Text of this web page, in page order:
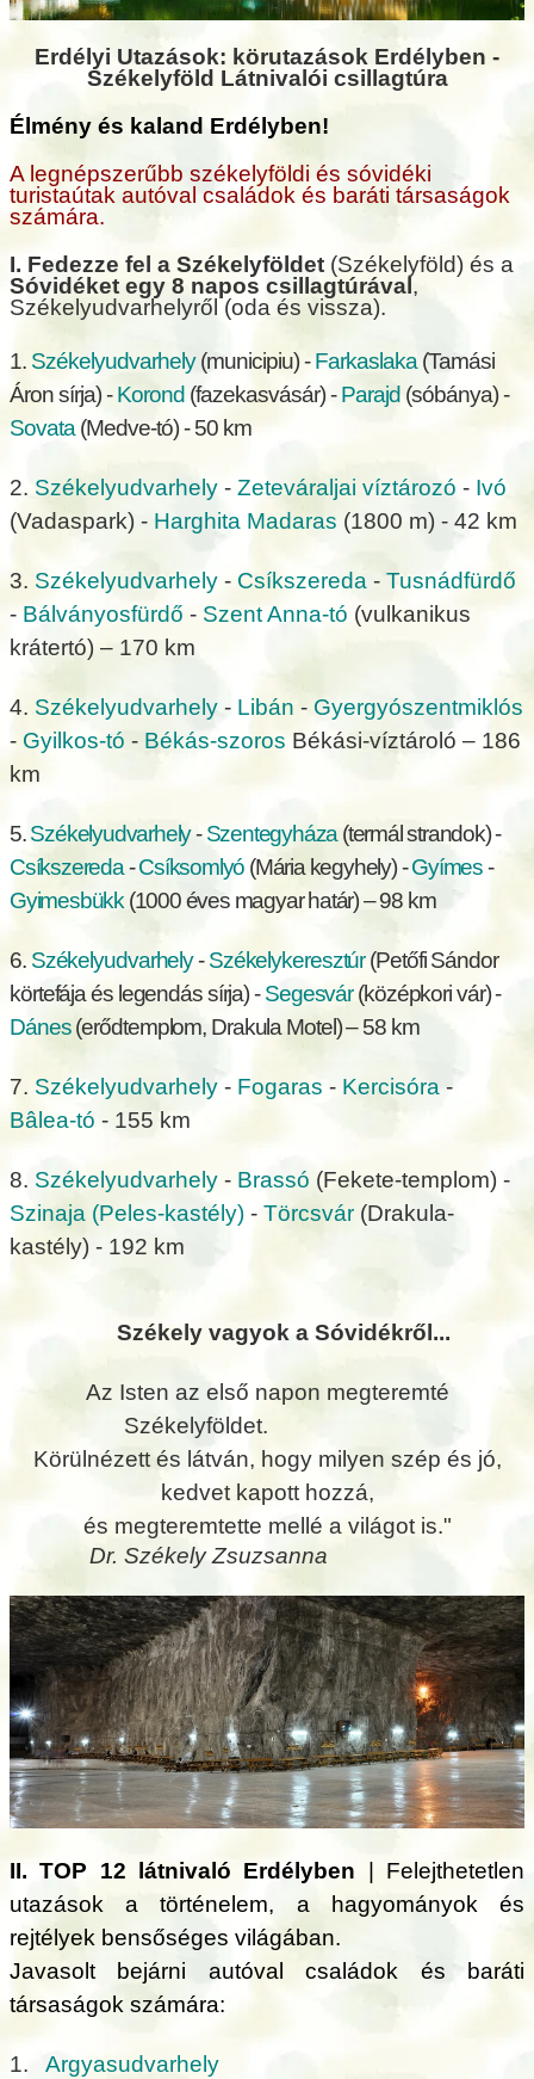
Erdélyi Utazások: körutazások Erdélyben -
Székelyföld Látnivalói csillagtúra
Élmény és kaland Erdélyben!
A legnépszerűbb székelyföldi és sóvidéki
turistaútak autóval családok és baráti társaságok
számára.
I. Fedezze fel a Székelyföldet (Székelyföld) és a
Sóvidéket egy 8 napos csillagtúrával ,
Székelyudvarhelyről (oda és vissza).
1. Székelyudvarhely(municipiu) -Farkaslaka(Tamási
Áron sírja) -Korond (fazekasvásár) -Parajd (sóbánya) -
Sovata(Medve-tó) - 50 km
2. Székelyudvarhely - Zeteváraljai víztározó - Ivó
(Vadaspark) - Harghita Madaras (1800 m) - 42 km
3. Székelyudvarhely - Csíkszereda - Tusnádfürdő
- Bálványosfürdő - Szent Anna-tó (vulkanikus
krátertó) – 170 km
4. Székelyudvarhely - Libán - Gyergyószentmiklós
- Gyilkos-tó - Békás-szoros Békási-víztároló – 186
km
5.Székelyudvarhely-Szentegyháza(termál strandok) -
Csíkszereda-Csíksomlyó (Mária kegyhely) -Gyímes-
Gyimesbükk(1000 éves magyar határ) – 98 km
6. Székelyudvarhely-Székelykeresztúr(Petőfi Sándor
körtefája és legendás sírja) -Segesvár(középkori vár) -
Dánes(erődtemplom, Drakula Motel) – 58 km
7. Székelyudvarhely - Fogaras - Kercisóra -
Bâlea-tó - 155 km
8. Székelyudvarhely - Brassó (Fekete-templom) -
Szinaja (Peles-kastély) - Törcsvár (Drakula-
kastély) - 192 km
Székely vagyok a Sóvidékről...
Az Isten az első napon megteremté
Székelyföldet.
Körülnézett és látván, hogy milyen szép és jó,
kedvet kapott hozzá,
és megteremtette mellé a világot is."
Dr. Székely Zsuzsanna
II. TOP 12 látnivaló Erdélyben | Felejthetetlen
utazások a történelem, a hagyományok és
rejtélyek bensőséges világában.
Javasolt bejárni autóval családok és baráti
társaságok számára:
1.
Argyasudvarhely